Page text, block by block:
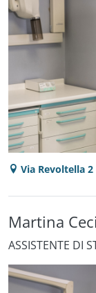
Via Revoltella
Martina Ceci
ASSISTENTE DI